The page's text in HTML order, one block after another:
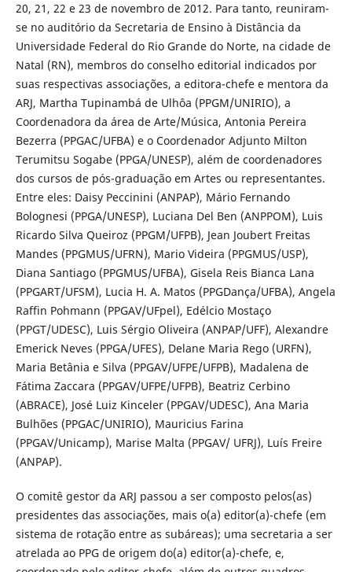
20, 21, 22 e 23 de novembro de 2012. Para tanto, reuniram-
se no auditório da Secretaria de Ensino à Distância da
Universidade Federal do Rio Grande do Norte, na cidade de
Natal (RN), membros do conselho editorial indicados por
suas respectivas associações, a editora-chefe e mentora da
ARJ, Martha Tupinambá de Ulhôa (PPGM/UNIRIO), a
Coordenadora da área de Arte/Música, Antonia Pereira
Bezerra (PPGAC/UFBA) e o Coordenador Adjunto Milton
Terumitsu Sogabe (PPGA/UNESP), além de coordenadores
dos cursos de pós-graduação em Artes ou representantes.
Entre eles: Daisy Peccinini (ANPAP), Mário Fernando
Bolognesi (PPGA/UNESP), Luciana Del Ben (ANPPOM), Luis
Ricardo Silva Queiroz (PPGM/UFPB), Jean Joubert Freitas
Mandes (PPGMUS/UFRN), Mario Videira (PPGMUS/USP),
Diana Santiago (PPGMUS/UFBA), Gisela Reis Bianca Lana
(PPGART/UFSM), Lucia H. A. Matos (PPGDança/UFBA), Angela
Raffin Pohmann (PPGAV/UFpel), Edélcio Mostaço
(PPGT/UDESC), Luis Sérgio Oliveira (ANPAP/UFF), Alexandre
Emerick Neves (PPGA/UFES), Delane Maria Rego (URFN),
Maria Betânia e Silva (PPGAV/UFPE/UFPB), Madalena de
Fátima Zaccara (PPGAV/UFPE/UFPB), Beatriz Cerbino
(ABRACE), José Luiz Kinceler (PPGAV/UDESC), Ana Maria
Bulhões (PPGAC/UNIRIO), Mauricius Farina
(PPGAV/Unicamp), Marise Malta (PPGAV/ UFRJ), Luís Freire
(ANPAP).
O comitê gestor da ARJ passou a ser composto pelos(as)
presidentes das associações, mais o(a) editor(a)-chefe (em
sistema de rotação entre as subáreas); uma secretaria a ser
atrelada ao PPG de origem do(a) editor(a)-chefe, e,